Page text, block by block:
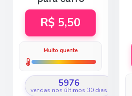
R$ 5,50
Muito quente
5976
vendas nos últimos 30 dias